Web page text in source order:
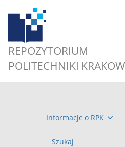
REPOZYTORIUM
POLITECHNIKI
Informacje o RPK
Szukaj